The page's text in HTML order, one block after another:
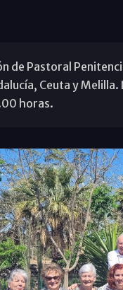
de Pastoral
Ceuta y
horas.